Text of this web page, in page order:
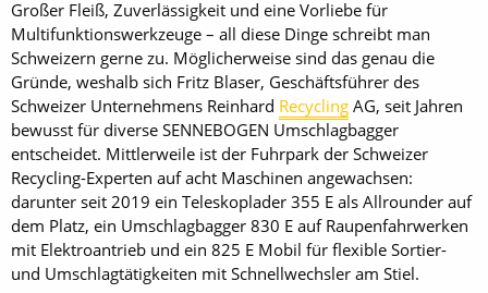
Großer Fleiß, Zuverlässigkeit und eine Vorliebe für
Multifunktionswerkzeuge – all diese Dinge schreibt man
Schweizern gerne zu. Möglicherweise sind das genau die
Gründe, weshalb sich Fritz Blaser, Geschäftsführer des
Schweizer Unternehmens Reinhard Recycling AG, seit Jahren
bewusst für diverse SENNEBOGEN Umschlagbagger
entscheidet. Mittlerweile ist der Fuhrpark der Schweizer
Recycling-Experten auf acht Maschinen angewachsen:
darunter seit 2019 ein Teleskoplader 355 E als Allrounder auf
dem Platz, ein Umschlagbagger 830 E auf Raupenfahrwerken
mit Elektroantrieb und ein 825 E Mobil für flexible Sortier-
und Umschlagtätigkeiten mit Schnellwechsler am Stiel.